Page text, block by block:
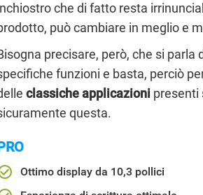
che di fatto resta
può cambiare in meglio e
precisare, però, che si parla
funzioni e basta, perciò
classiche applicazioni presenti
questa.
Ottimo display da 10,3 pollici